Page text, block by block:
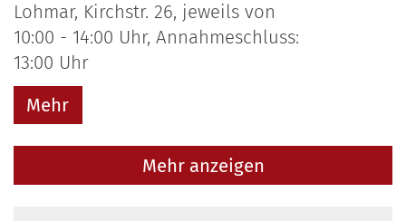
Lohmar, Kirchstr. 26, jeweils von
10:00 - 14:00 Uhr, Annahmeschluss:
13:00 Uhr
Mehr
Mehr anzeigen